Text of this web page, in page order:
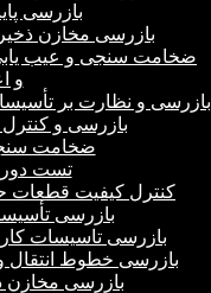
بازرسی
بازرسی مخازن
ضخامت سنجی و عیب
و
بازرسی و نظارت بر
بازرسی و
ضخامت
تست
کنترل کیفیت قطعات
بازرسی
بازرسی تاسیسات
بازرسی خطوط انتقال
بازرسی مخازن